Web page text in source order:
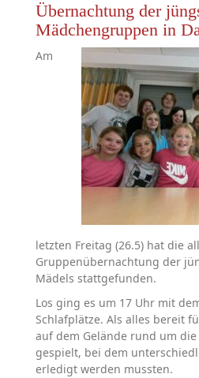
Übernachtung der
Mädchengruppen in
Am
letzten Freitag (26.5) hat die
Gruppenübernachtung der
Mädels stattgefunden.
Los ging es um 17 Uhr mit
Schlafplätze. Als alles bereit
auf dem Gelände rund um die
gespielt, bei dem
erledigt werden mussten.